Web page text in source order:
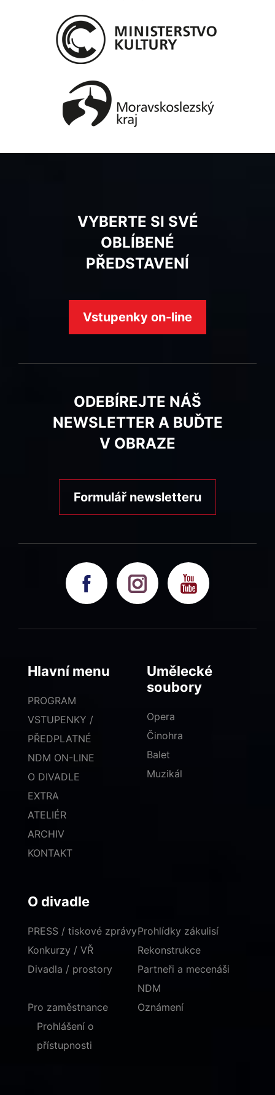
VYBERTE SI SVÉ
OBLÍBENÉ
PŘEDSTAVENÍ
Vstupenky on-line
ODEBÍREJTE NÁŠ
NEWSLETTER A BUĎTE
V OBRAZE
Formulář newsletteru
Hlavní menu
PROGRAM
VSTUPENKY /
PŘEDPLATNÉ
NDM ON-LINE
O DIVADLE
EXTRA
ATELIÉR
ARCHIV
KONTAKT
Umělecké
soubory
Opera
Činohra
Balet
Muzikál
O divadle
PRESS / tiskové zprávy
Konkurzy / VŘ
Divadla / prostory
Prohlídky zákulisí
Rekonstrukce
Partneři a mecenáši
NDM
Pro zaměstnance
Oznámení
Prohlášení o
přístupnosti